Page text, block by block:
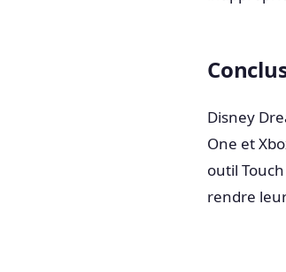
Disney
One et
outil
rendre